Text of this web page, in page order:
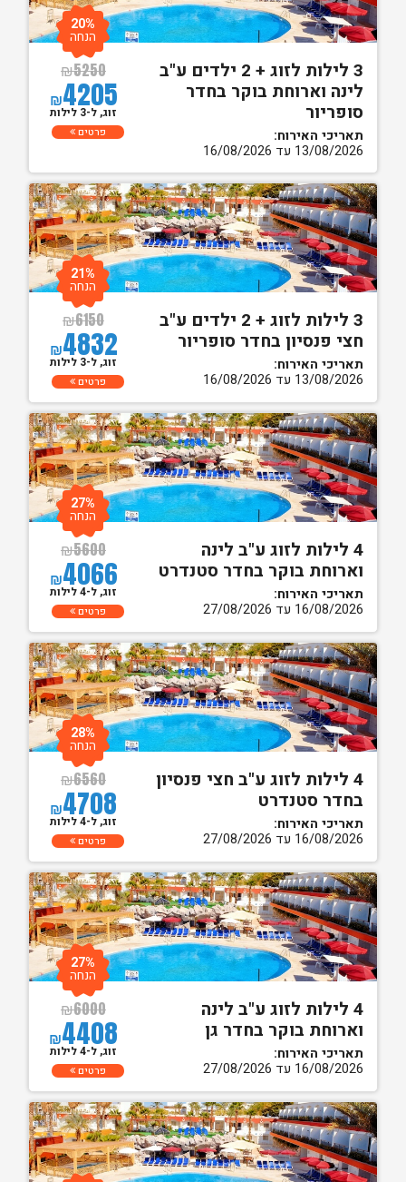
3 לילות לזוג + 2 ילדים ע"ב
לינה וארוחת בוקר בחדר
סופריור
תאריכי האירוח:
13/08/2026 עד 16/08/2026
₪5250
₪4205
20%
הנחה
זוג, ל-3 לילות
פרטים
3 לילות לזוג + 2 ילדים ע"ב
חצי פנסיון בחדר סופריור
תאריכי האירוח:
13/08/2026 עד 16/08/2026
₪6150
₪4832
21%
הנחה
זוג, ל-3 לילות
פרטים
4 לילות לזוג ע"ב לינה
וארוחת בוקר בחדר סטנדרט
תאריכי האירוח:
16/08/2026 עד 27/08/2026
₪5600
₪4066
27%
הנחה
זוג, ל-4 לילות
פרטים
4 לילות לזוג ע"ב חצי פנסיון
בחדר סטנדרט
תאריכי האירוח:
16/08/2026 עד 27/08/2026
₪6560
₪4708
28%
הנחה
זוג, ל-4 לילות
פרטים
4 לילות לזוג ע"ב לינה
וארוחת בוקר בחדר גן
תאריכי האירוח:
16/08/2026 עד 27/08/2026
₪6000
₪4408
27%
הנחה
זוג, ל-4 לילות
פרטים